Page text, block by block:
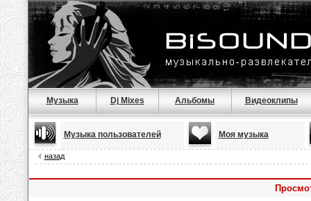
Музыка Dj Mixes Альбомы Видеоклипы
Музыка пользователей Моя музыка
назад